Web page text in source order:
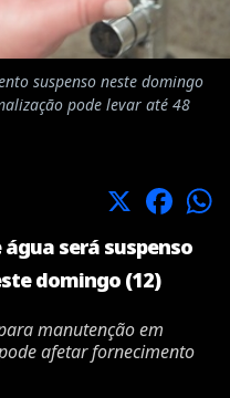
suspenso neste domingo
pode levar até 48
X Facebook
será suspenso
domingo (12)
manutenção em
afetar fornecimento